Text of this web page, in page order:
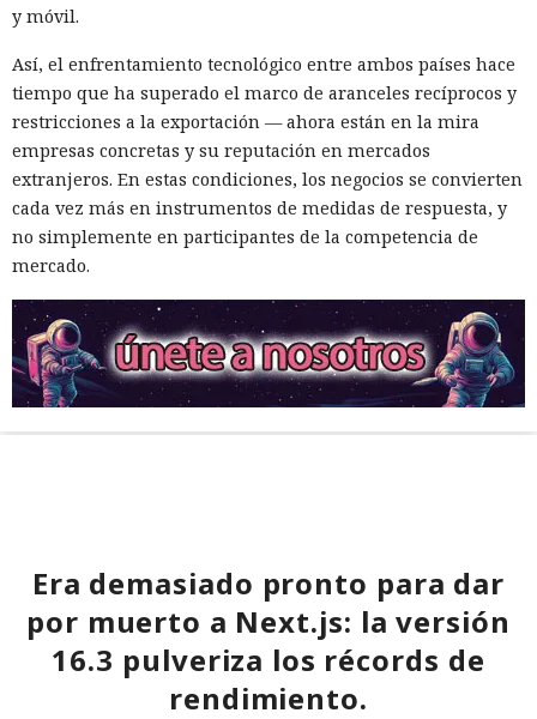
y móvil.
Así, el enfrentamiento tecnológico entre ambos países hace
tiempo que ha superado el marco de aranceles recíprocos y
restricciones a la exportación — ahora están en la mira
empresas concretas y su reputación en mercados
extranjeros. En estas condiciones, los negocios se convierten
cada vez más en instrumentos de medidas de respuesta, y
no simplemente en participantes de la competencia de
mercado.
Era demasiado pronto para dar
por muerto a Next.js: la versión
16.3 pulveriza los récords de
rendimiento.